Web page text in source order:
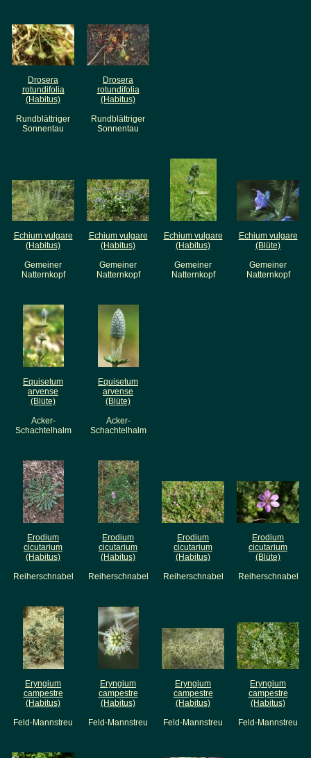
Drosera
rotundifolia
(Habitus)
Rundblättriger
Sonnentau
Drosera
rotundifolia
(Habitus)
Rundblättriger
Sonnentau
Echium vulgare
(Habitus)
Gemeiner
Natternkopf
Echium vulgare
(Habitus)
Gemeiner
Natternkopf
Echium vulgare
(Habitus)
Gemeiner
Natternkopf
Echium vulgare
(Blüte)
Gemeiner
Natternkopf
Equisetum
arvense
(Blüte)
Acker-
Schachtelhalm
Equisetum
arvense
(Blüte)
Acker-
Schachtelhalm
Erodium
cicutarium
(Habitus)
Reiherschnabel
Erodium
cicutarium
(Habitus)
Reiherschnabel
Erodium
cicutarium
(Habitus)
Reiherschnabel
Erodium
cicutarium
(Blüte)
Reiherschnabel
Eryngium
campestre
(Habitus)
Feld-Mannstreu
Eryngium
campestre
(Habitus)
Feld-Mannstreu
Eryngium
campestre
(Habitus)
Feld-Mannstreu
Eryngium
campestre
(Habitus)
Feld-Mannstreu